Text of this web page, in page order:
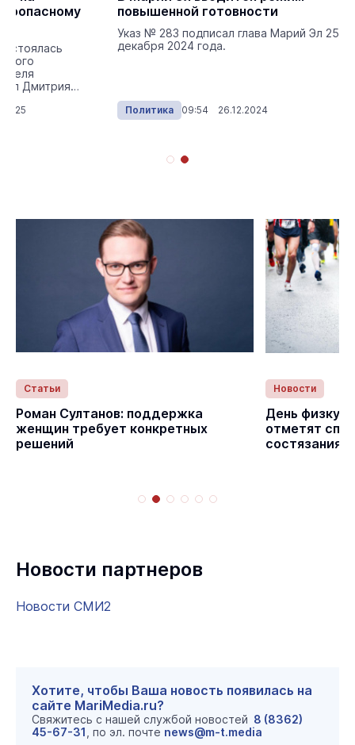
Эл Дмитрия
повышенной готовности
Указ № 283 подписал глава Марий Эл 25
декабря 2024 года.
Политика 09:54 26.12.2024
Статьи
Роман Султанов: поддержка
женщин требует конкретных
решений
Новости
День
отметят
Новости партнеров
Новости СМИ2
Хотите, чтобы Ваша новость появилась на
сайте MariMedia.ru?
Свяжитесь с нашей службой новостей 8 (8362)
45-67-31 , по эл. почте news@m-t.media